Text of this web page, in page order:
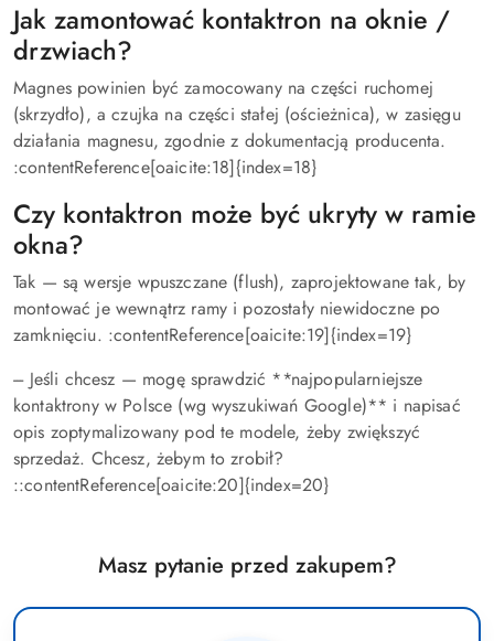
Jak zamontować kontaktron na oknie /
drzwiach?
Magnes powinien być zamocowany na części ruchomej
(skrzydło), a czujka na części stałej (ościeżnica), w zasięgu
działania magnesu, zgodnie z dokumentacją producenta.
:contentReference[oaicite:18]{index=18}
Czy kontaktron może być ukryty w ramie
okna?
Tak — są wersje wpuszczane (flush), zaprojektowane tak, by
montować je wewnątrz ramy i pozostały niewidoczne po
zamknięciu. :contentReference[oaicite:19]{index=19}
--- Jeśli chcesz — mogę sprawdzić **najpopularniejsze
kontaktrony w Polsce (wg wyszukiwań Google)** i napisać
opis zoptymalizowany pod te modele, żeby zwiększyć
sprzedaż. Chcesz, żebym to zrobił?
::contentReference[oaicite:20]{index=20}
Masz pytanie przed zakupem?